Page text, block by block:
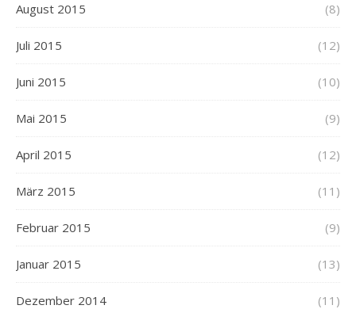
August 2015 (8)
Juli 2015 (12)
Juni 2015 (10)
Mai 2015 (9)
April 2015 (12)
März 2015 (11)
Februar 2015 (9)
Januar 2015 (13)
Dezember 2014 (11)